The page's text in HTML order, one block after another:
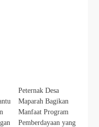
Peternak Desa
Maparah Bagikan
Manfaat Program
Pemberdayaan yang